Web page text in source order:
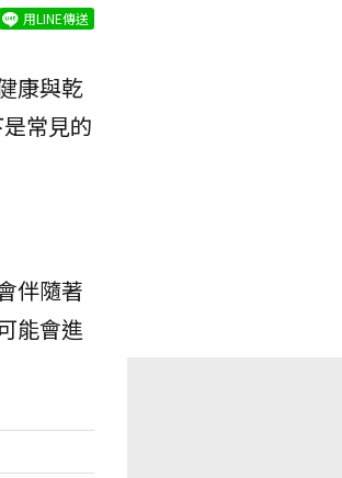
用LINE傳送
康與乾
常見的
伴隨著
能會進